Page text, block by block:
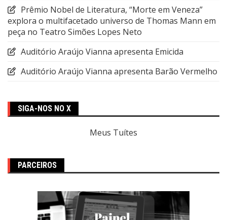
Prêmio Nobel de Literatura, “Morte em Veneza”
explora o multifacetado universo de Thomas Mann em
peça no Teatro Simões Lopes Neto
Auditório Araújo Vianna apresenta Emicida
Auditório Araújo Vianna apresenta Barão Vermelho
SIGA-NOS NO X
Meus Tuítes
PARCEIROS